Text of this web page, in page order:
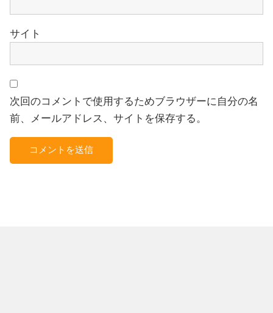
サイト
次回のコメントで使用するためブラウザーに自分の名
前、メールアドレス、サイトを保存する。